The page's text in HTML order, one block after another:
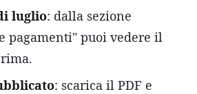
luglio: dalla sezione
pagamenti" puoi vedere il
: scarica il PDF e